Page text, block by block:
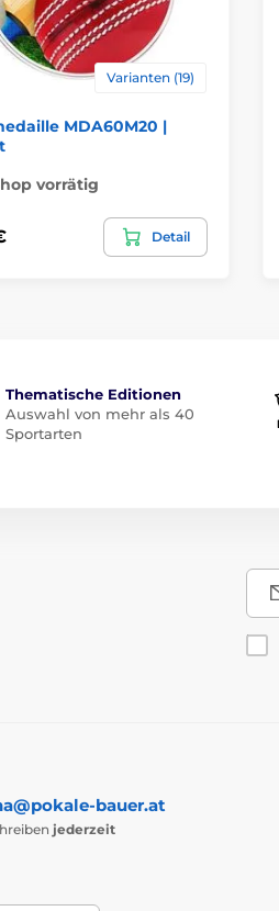
Varianten (19)
MDA60M20 |
vorrätig
Detail
Thematische Editionen
Auswahl von mehr als 40
Sportarten
bauer.at
jederzeit